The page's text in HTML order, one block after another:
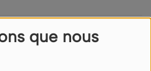
que nous
AU PETER'S PUB